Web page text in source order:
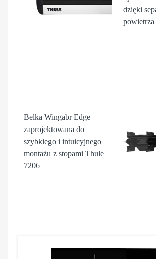
dzięki
powietrza
Belka Wingabr Edge
zaprojektowana do
szybkiego i intuicyjnego
montażu z stopami Thule
7206